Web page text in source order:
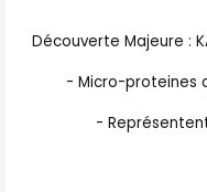
Découverte Majeure :
- Micro-proteines
-